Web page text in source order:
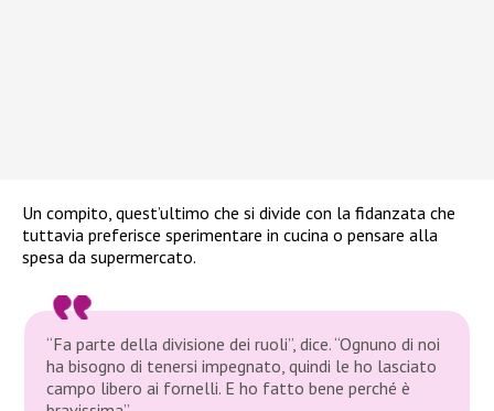
Un compito, quest’ultimo che si divide con la fidanzata che
tuttavia preferisce sperimentare in cucina o pensare alla
spesa da supermercato.
“Fa parte della divisione dei ruoli”, dice.“Ognuno di noi
ha bisogno di tenersi impegnato, quindi le ho lasciato
campo libero ai fornelli. E ho fatto bene perché è